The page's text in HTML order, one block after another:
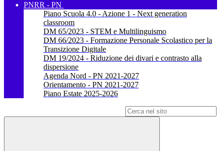
PNRR - PN
Piano Scuola 4.0 - Azione 1 - Next generation
classroom
DM 65/2023 - STEM e Multilinguismo
DM 66/2023 - Formazione Personale Scolastico per la
Transizione Digitale
DM 19/2024 - Riduzione dei divari e contrasto alla
dispersione
Agenda Nord - PN 2021-2027
Orientamento - PN 2021-2027
Piano Estate 2025-2026